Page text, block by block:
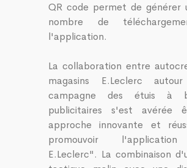
QR code permet de générer
nombre de
l'application.
La collaboration entre
magasins E.Leclerc
campagne des étuis à
publicitaires s'est avérée
approche innovante et
promouvoir
E.Leclerc". La combinaison